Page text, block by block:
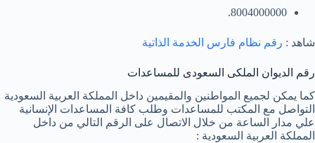
8004000000.
شاهد : رقم نظام فارس الخدمة الذاتية
رقم الديوان الملكى السعودى للمساعدات
كما يمكن لجميع المواطنين والمقيمين داخل المملكة العربية السعودية
التواصل مع المكتب للمساعدات وطلب كافة المساعدات الإنسانية
علي مدار الساعة من خلال الاتصال على الرقم التالي من داخل
المملكة العربية السعودية :